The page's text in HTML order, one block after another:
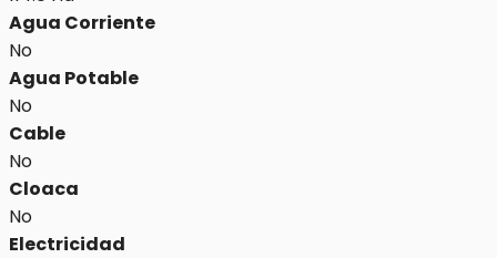
Agua Corriente
No
Agua Potable
No
Cable
No
Cloaca
No
Electricidad